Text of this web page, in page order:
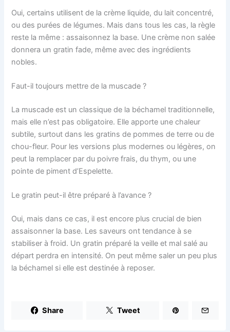
Oui, certains utilisent de la crème liquide, du lait concentré,
ou des purées de légumes. Mais dans tous les cas, la règle
reste la même : assaisonnez la base. Une crème non salée
donnera un gratin fade, même avec des ingrédients
nobles.
Faut-il toujours mettre de la muscade ?
La muscade est un classique de la béchamel traditionnelle,
mais elle n’est pas obligatoire. Elle apporte une chaleur
subtile, surtout dans les gratins de pommes de terre ou de
chou-fleur. Pour les versions plus modernes ou légères, on
peut la remplacer par du poivre frais, du thym, ou une
pointe de piment d’Espelette.
Le gratin peut-il être préparé à l’avance ?
Oui, mais dans ce cas, il est encore plus crucial de bien
assaisonner la base. Les saveurs ont tendance à se
stabiliser à froid. Un gratin préparé la veille et mal salé au
départ perdra en intensité. On peut même saler un peu plus
la béchamel si elle est destinée à reposer.
Share Tweet